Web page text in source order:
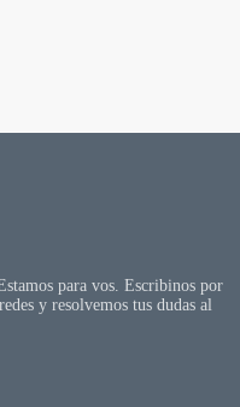
en
para vos. Escribinos por
y resolvemos tus dudas al